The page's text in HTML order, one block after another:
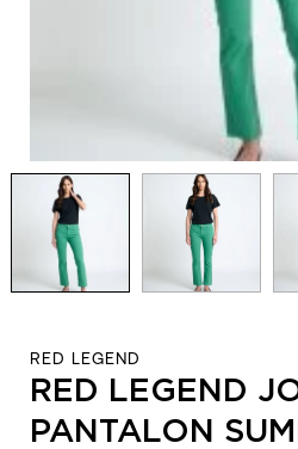
RED LEGEND
RED LEGEND
PANTALON